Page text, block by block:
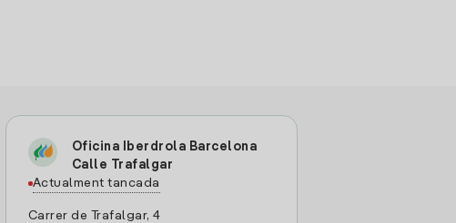
Oficina Iberdrola Barcelona
Calle Trafalgar
Actualment tancada
Carrer de Trafalgar, 4